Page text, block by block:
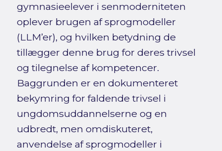
gymnasieelever i senmoderniteten
oplever brugen af sprogmodeller
(LLM’er), og hvilken betydning de
tillægger denne brug for deres trivsel
og tilegnelse af kompetencer.
Baggrunden er en dokumenteret
bekymring for faldende trivsel i
ungdomsuddannelserne og en
udbredt, men omdiskuteret,
anvendelse af sprogmodeller i